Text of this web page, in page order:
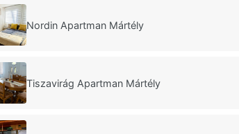
Nordin Apartman Mártély
Tiszavirág Apartman Mártély